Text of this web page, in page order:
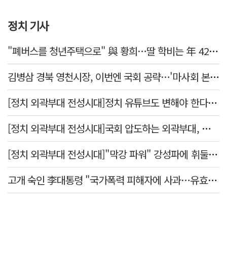
정치 기사
"폐버스를 청년주택으로" 與 황희…딸 학비는 年 4200만원
김병삼 경북 영천시장, 이번엔 국회 공략…'마사회 본사 이전·광역교통망 확충' 요청
[정치 외곽부대 전성시대]정치 유튜브도 변해야 한다 "화합과 존중"
[정치 외곽부대 전성시대]국회 압도하는 외곽부대, 목소리 왜 커지나?
[정치 외곽부대 전성시대]"막강 파워" 강성파에 휘둘리는 여야 …"이슈 메이킹" 커지는 변방의 북소리
고개 숙인 李대통령 "국가폭력 피해자에 사과…유효기간 없는 책임"